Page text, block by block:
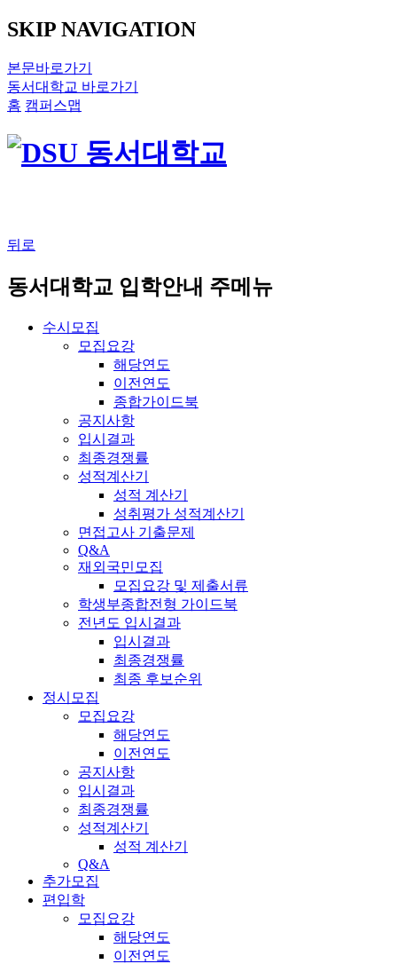
SKIP NAVIGATION
본문바로가기
동서대학교 바로가기
홈 캠퍼스맵
뒤로
동서대학교 입학안내 주메뉴
수시모집
모집요강
해당연도
이전연도
종합가이드북
공지사항
입시결과
최종경쟁률
성적계산기
성적 계산기
성취평가 성적계산기
면접고사 기출문제
Q&A
재외국민모집
모집요강 및 제출서류
학생부종합전형 가이드북
전년도 입시결과
입시결과
최종경쟁률
최종 후보순위
정시모집
모집요강
해당연도
이전연도
공지사항
입시결과
최종경쟁률
성적계산기
성적 계산기
Q&A
추가모집
편입학
모집요강
해당연도
이전연도